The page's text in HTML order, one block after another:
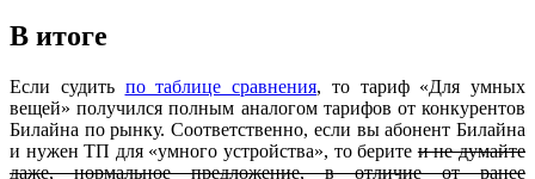
В итоге
Если судить по таблице сравнения, то тариф «Для умных
вещей» получился полным аналогом тарифов от конкурентов
Билайна по рынку. Соответственно, если вы абонент Билайна
и нужен ТП для «умного устройства», то беритеи не думайте
даже, нормальное предложение, в отличие от ранее